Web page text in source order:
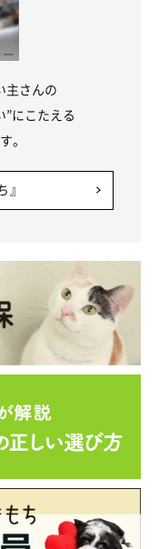
主さんの
”にこたえる
。